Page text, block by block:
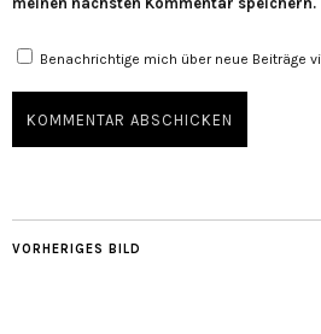
Benachrichtige mich über neue Beiträge
VORHERIGES BILD